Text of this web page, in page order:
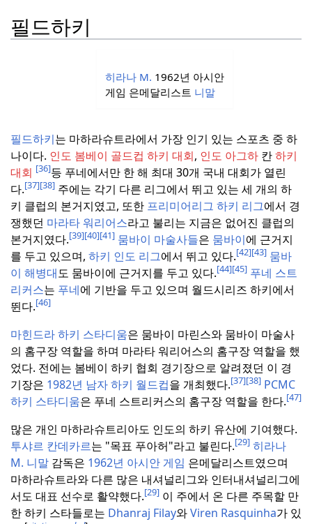
필드하키
히라나 M. 1962년 아시안
게임 은메달리스트 니말
필드하키는 마하라슈트라에서 가장 인기 있는 스포츠 중 하
나이다. 인도 봄베이 골드컵 하키 대회, 인도 아그하 칸하키
대회 [36]등 푸네에서만 한 해 최대 30개 국내 대회가 열린
다.[37][38] 주에는 각기 다른 리그에서 뛰고 있는 세 개의 하
키 클럽의 본거지였고, 또한 프리미어리그 하키 리그에서 경
쟁했던 마라타 워리어스라고 불리는 지금은 없어진 클럽의
본거지였다.[39][40][41] 뭄바이 마술사들은 뭄바이에 근거지
를 두고 있으며, 하키 인도 리그에서 뛰고 있다.[42][43] 뭄바
이 해병대도 뭄바이에 근거지를 두고 있다.[44][45] 푸네 스트
리커스는 푸네에 기반을 두고 있으며 월드시리즈 하키에서
뛴다.[46]
마힌드라 하키 스타디움은 뭄바이 마린스와 뭄바이 마술사
의 홈구장 역할을 하며 마라타 워리어스의 홈구장 역할을 했
었다. 전에는 봄베이 하키 협회 경기장으로 알려졌던 이 경
기장은 1982년 남자 하키 월드컵을 개최했다.[37][38] PCMC
하키 스타디움은 푸네 스트리커스의 홈구장 역할을 한다.[47]
많은 개인 마하라슈트리아도 인도의 하키 유산에 기여했다.
투샤르 칸데카르는 "목표 푸아허"라고 불린다.[29] 히라나
M. 니말 감독은 1962년 아시안 게임 은메달리스트였으며
마하라슈트라와 다른 많은 내셔널리그와 인터내셔널리그에
서도 대표 선수로 활약했다.[29] 이 주에서 온 다른 주목할 만
한 하키 스타들로는 Dhanraj Filay와Viren Rasquinha가 있